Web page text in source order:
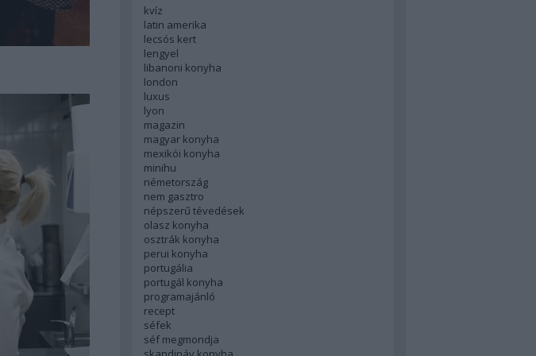
kvíz
latin amerika
lecsós kert
lengyel
libanoni konyha
london
luxus
lyon
magazin
magyar konyha
mexikói konyha
minihu
németország
nem gasztro
népszerű tévedések
olasz konyha
osztrák konyha
perui konyha
portugália
portugál konyha
programajánló
recept
séfek
séf megmondja